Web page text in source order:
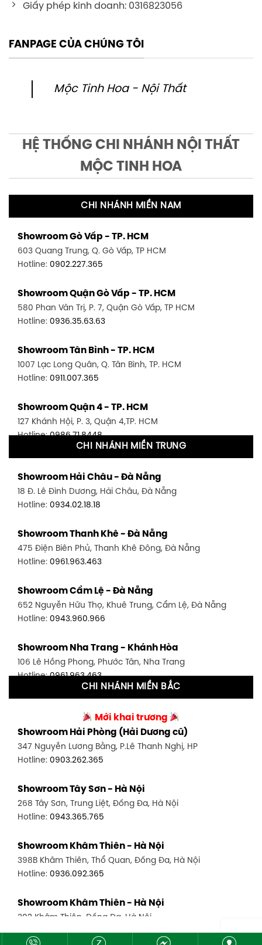
Giấy phép kinh doanh: 0316823056
FANPAGE CỦA CHÚNG TÔI
Mộc Tinh Hoa - Nội Thất
HỆ THỐNG CHI NHÁNH NỘI THẤT
MỘC TINH HOA
CHI NHÁNH MIỀN NAM
Showroom Gò Vấp - TP. HCM
603 Quang Trung, Q. Gò Vấp, TP HCM
Hotline: 0902.227.365
Showroom Quận Gò Vấp - TP. HCM
580 Phan Văn Trị, P. 7, Quận Gò Vấp, TP HCM
Hotline: 0936.35.63.63
Showroom Tân Bình - TP. HCM
1007 Lạc Long Quân, Q. Tân Bình, TP. HCM
Hotline: 0911.007.365
Showroom Quận 4 - TP. HCM
127 Khánh Hội, P. 3, Quận 4,TP. HCM
Hotline:0986.71.8448
1411 Đường 3/2, P. 16, Quận 11, TP. HCM
Hotline:0906.256.759
1448 Huỳnh Tấn Phát, Phú Thuận, Quận 7, TP HCM
Hotline:0946.480.580
348 Đ. Bạch Đằng, P. 14, Bình Thạnh, TP HCM
Hotline:0902.716.230
591 Hoàng Văn Thụ, P. 4, Tân Bình, TP HCM
Hotline:0906.256.759
Showroom Tân Bình 2 - TP. HCM
0986.71.8448
Showroom Thuận An - Bình Dương
66 đường DT743, An Phú, Thuận An, Bình Dương
Showroom Biên Hòa - Đồng Nai
452 Nguyễn Ái Quốc, Tân Tiến, TP. Biên Hòa, Đồng Nai
CHI NHÁNH MIỀN TRUNG
Showroom Hải Châu - Đà Nẵng
18 Đ. Lê Đình Dương, Hải Châu, Đà Nẵng
Hotline: 0934.02.18.18
Showroom Thanh Khê - Đà Nẵng
475 Điện Biên Phủ, Thanh Khê Đông, Đà Nẵng
Hotline: 0961.963.463
Showroom Cẩm Lệ - Đà Nẵng
652 Nguyễn Hữu Thọ, Khuê Trung, Cẩm Lệ, Đà Nẵng
Hotline: 0943.960.966
Showroom Nha Trang - Khánh Hòa
106 Lê Hồng Phong, Phước Tân, Nha Trang
Hotline:0961.963.463
27-29 Nguyễn Sỹ Sách, Hưng Bình, TP Vinh, Nghệ An
Hotline:0943.960.966
Showroom Buôn Ma Thuột
Hotline:0934.02.18.18
CHI NHÁNH MIỀN BẮC
Mới khai trương
Showroom Hải Phòng (Hải Dương cũ)
347 Nguyễn Lương Bằng, P.Lê Thanh Nghị, HP
Hotline: 0903.262.365
Showroom Tây Sơn - Hà Nội
268 Tây Sơn, Trung Liệt, Đống Đa, Hà Nội
Hotline: 0943.365.765
Showroom Khâm Thiên - Hà Nội
398B Khâm Thiên, Thổ Quan, Đống Đa, Hà Nội
Hotline: 0936.092.365
Showroom Khâm Thiên - Hà Nội
302 Khâm Thiên, Đống Đa, Hà Nội
Hotline:0943.980.890